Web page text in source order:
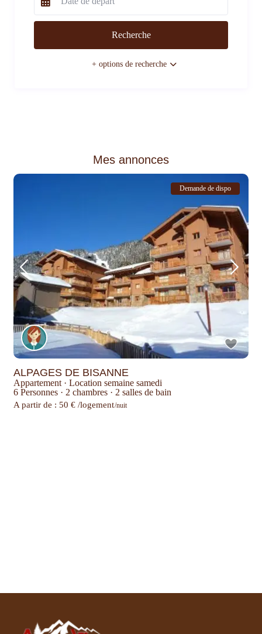
+ options de recherche
Mes annonces
Demande de dispo
ALPAGES DE BISANNE
Appartement · Location semaine samedi
6 Personnes · 2 chambres · 2 salles de bain
A partir de : 50 € /logement/nuit